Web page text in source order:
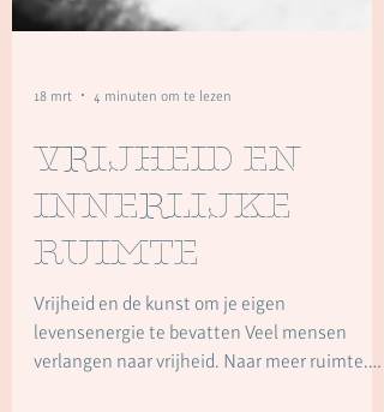
18 mrt 4 minuten om te lezen
Vrijheid en
innerlijke
ruimte
Vrijheid en de kunst om je eigen